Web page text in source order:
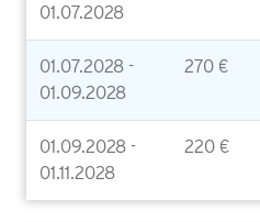
01.07.2028
01.07.2028 -
01.09.2028
270 €
01.09.2028 -
01.11.2028
220 €